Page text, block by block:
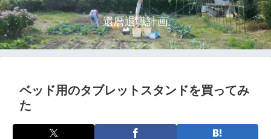
還暦退職計画
ベッド用のタブレットスタンドを買ってみ
た